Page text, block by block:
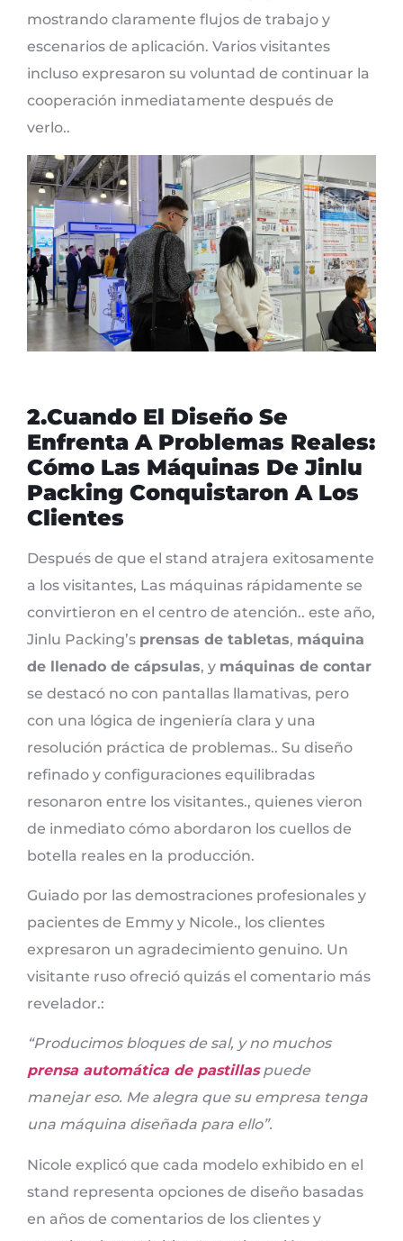
mostrando claramente flujos de trabajo y
escenarios de aplicación. Varios visitantes
incluso expresaron su voluntad de continuar la
cooperación inmediatamente después de
verlo..
2.Cuando El Diseño Se
Enfrenta A Problemas Reales:
Cómo Las Máquinas De Jinlu
Packing Conquistaron A Los
Clientes
Después de que el stand atrajera exitosamente
a los visitantes, Las máquinas rápidamente se
convirtieron en el centro de atención.. este año,
Jinlu Packing’s prensas de tabletas, máquina
de llenado de cápsulas, y máquinas de contar
se destacó no con pantallas llamativas, pero
con una lógica de ingeniería clara y una
resolución práctica de problemas.. Su diseño
refinado y configuraciones equilibradas
resonaron entre los visitantes., quienes vieron
de inmediato cómo abordaron los cuellos de
botella reales en la producción.
Guiado por las demostraciones profesionales y
pacientes de Emmy y Nicole., los clientes
expresaron un agradecimiento genuino. Un
visitante ruso ofreció quizás el comentario más
revelador.:
“Producimos bloques de sal, y no muchos
prensa automática de pastillaspuede
manejar eso. Me alegra que su empresa tenga
una máquina diseñada para ello”.
Nicole explicó que cada modelo exhibido en el
stand representa opciones de diseño basadas
en años de comentarios de los clientes y